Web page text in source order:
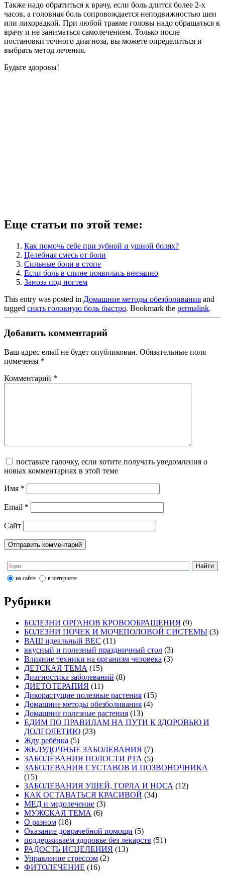
Также надо обратиться к врачу, если боль длится более 2-х
часов, а головная боль сопровождается неподвижностью шеи
или лихорадкой. При любой травме головы надо обращаться к
врачу и не заниматься самолечением. Только после
постановки точного диагноза, вы можете определиться и
выбрать метод лечения.
Будьте здоровы!
Еще статьи по этой теме:
Как помочь себе при зубной и ушной болях?
Целебная смесь от боли
Сильные боли в стопе
Если боль в спине появилась внезапно
Заноза под ногтем
This entry was posted in Домашние методы обезболивания and
tagged снять головную боль быстро. Bookmark the permalink.
Добавить комментарий
Ваш адрес email не будет опубликован. Обязательные поля
помечены *
Комментарий *
поставьте галочку, если хотите получать уведомления о
новых комментариях в этой теме
Имя *
Email *
Сайт
на сайте в интернете
Рубрики
БОЛЕЗНИ ОРГАНОВ КРОВООБРАЩЕНИЯ (9)
БОЛЕЗНИ ПОЧЕК И МОЧЕПОЛОВОЙ СИСТЕМЫ (3)
ВАШ идеальный ВЕС (11)
вкусный и полезный праздничный стол (3)
Влияние техники на организм человека (3)
ДЕТСКАЯ ТЕМА (15)
Диагностика заболеваний (8)
ДИЕТОТЕРАПИЯ (11)
Дикорастущие полезные растения (15)
Домашние методы обезболивания (4)
Домашние полезные растения (13)
ЕДИМ ПО ПРАВИЛАМ НА ПУТИ К ЗДОРОВЬЮ И
ДОЛГОЛЕТИЮ (23)
Жду ребёнка (5)
ЖЕЛУДОЧНЫЕ ЗАБОЛЕВАНИЯ (7)
ЗАБОЛЕВАНИЯ ПОЛОСТИ РТА (5)
ЗАБОЛЕВАНИЯ СУСТАВОВ И ПОЗВОНОЧНИКА
(15)
ЗАБОЛЕВАНИЯ УШЕЙ, ГОРЛА И НОСА (12)
КАК ОСТАВАТЬСЯ КРАСИВОЙ (34)
МЕД и медолечение (3)
МУЖСКАЯ ТЕМА (6)
О разном (18)
Оказание доврачебной помощи (5)
поддерживаем здоровье без лекарств (51)
РАДОСТЬ ИСЦЕЛЕНИЯ (13)
Управление стрессом (2)
ФИТОЛЕЧЕНИЕ (16)